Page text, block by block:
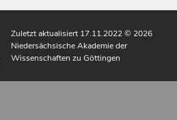
Zuletzt aktualisiert 17.11.2022© 2026
Niedersächsische Akademie der
Wissenschaften zu Göttingen